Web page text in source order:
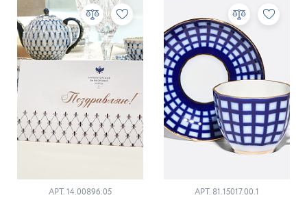
АРТ. 14.00896.05 АРТ. 81.15017.00.1